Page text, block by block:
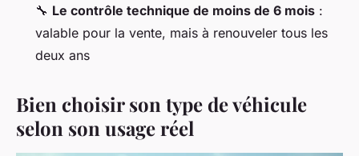
🔧 Le contrôle technique de moins de 6 mois :
valable pour la vente, mais à renouveler tous les
deux ans
Bien choisir son type de véhicule
selon son usage réel